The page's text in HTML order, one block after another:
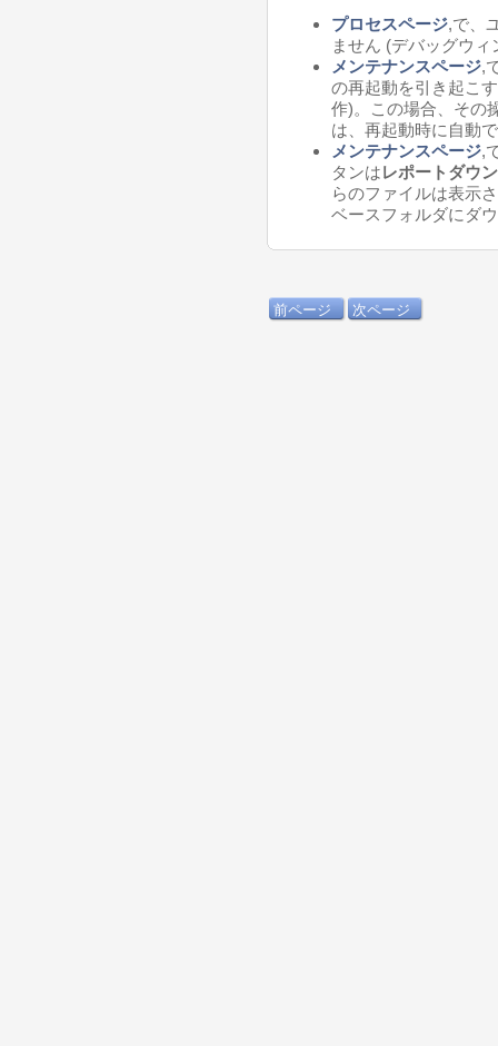
プロセスページ,で、
ません (デバッグウ
メンテナンスページ,
の再起動を引き起こ
作)。この場合、その
は、再起動時に自動
メンテナンスページ,
タンはレポートダウ
らのファイルは表示
ベースフォルダにダ
前ページ 次ページ